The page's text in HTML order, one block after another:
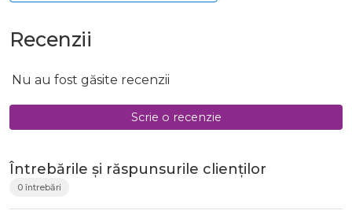
Recenzii
Nu au fost găsite recenzii
Scrie o recenzie
Întrebările și răspunsurile clienților
0 întrebări